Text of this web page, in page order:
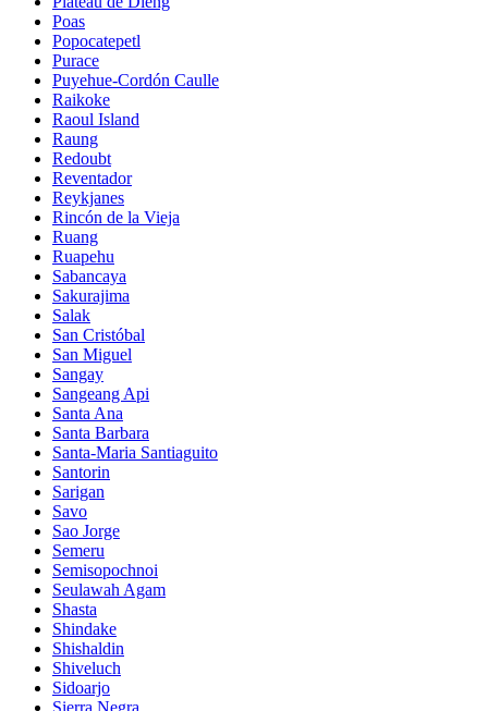
Poas
Popocatepetl
Purace
Puyehue-Cordón Caulle
Raikoke
Raoul Island
Raung
Redoubt
Reventador
Reykjanes
Rincón de la Vieja
Ruang
Ruapehu
Sabancaya
Sakurajima
Salak
San Cristóbal
San Miguel
Sangay
Sangeang Api
Santa Ana
Santa Barbara
Santa-Maria Santiaguito
Santorin
Sarigan
Savo
Sao Jorge
Semeru
Semisopochnoi
Seulawah Agam
Shasta
Shindake
Shishaldin
Shiveluch
Sidoarjo